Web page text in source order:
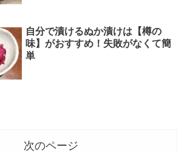
自分で漬けるぬか漬けは【樽の
味】がおすすめ！失敗がなくて簡
単
次のページ